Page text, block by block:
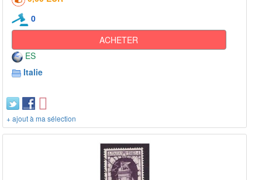
0
ACHETER
ES
Italie
+ ajout à ma sélection